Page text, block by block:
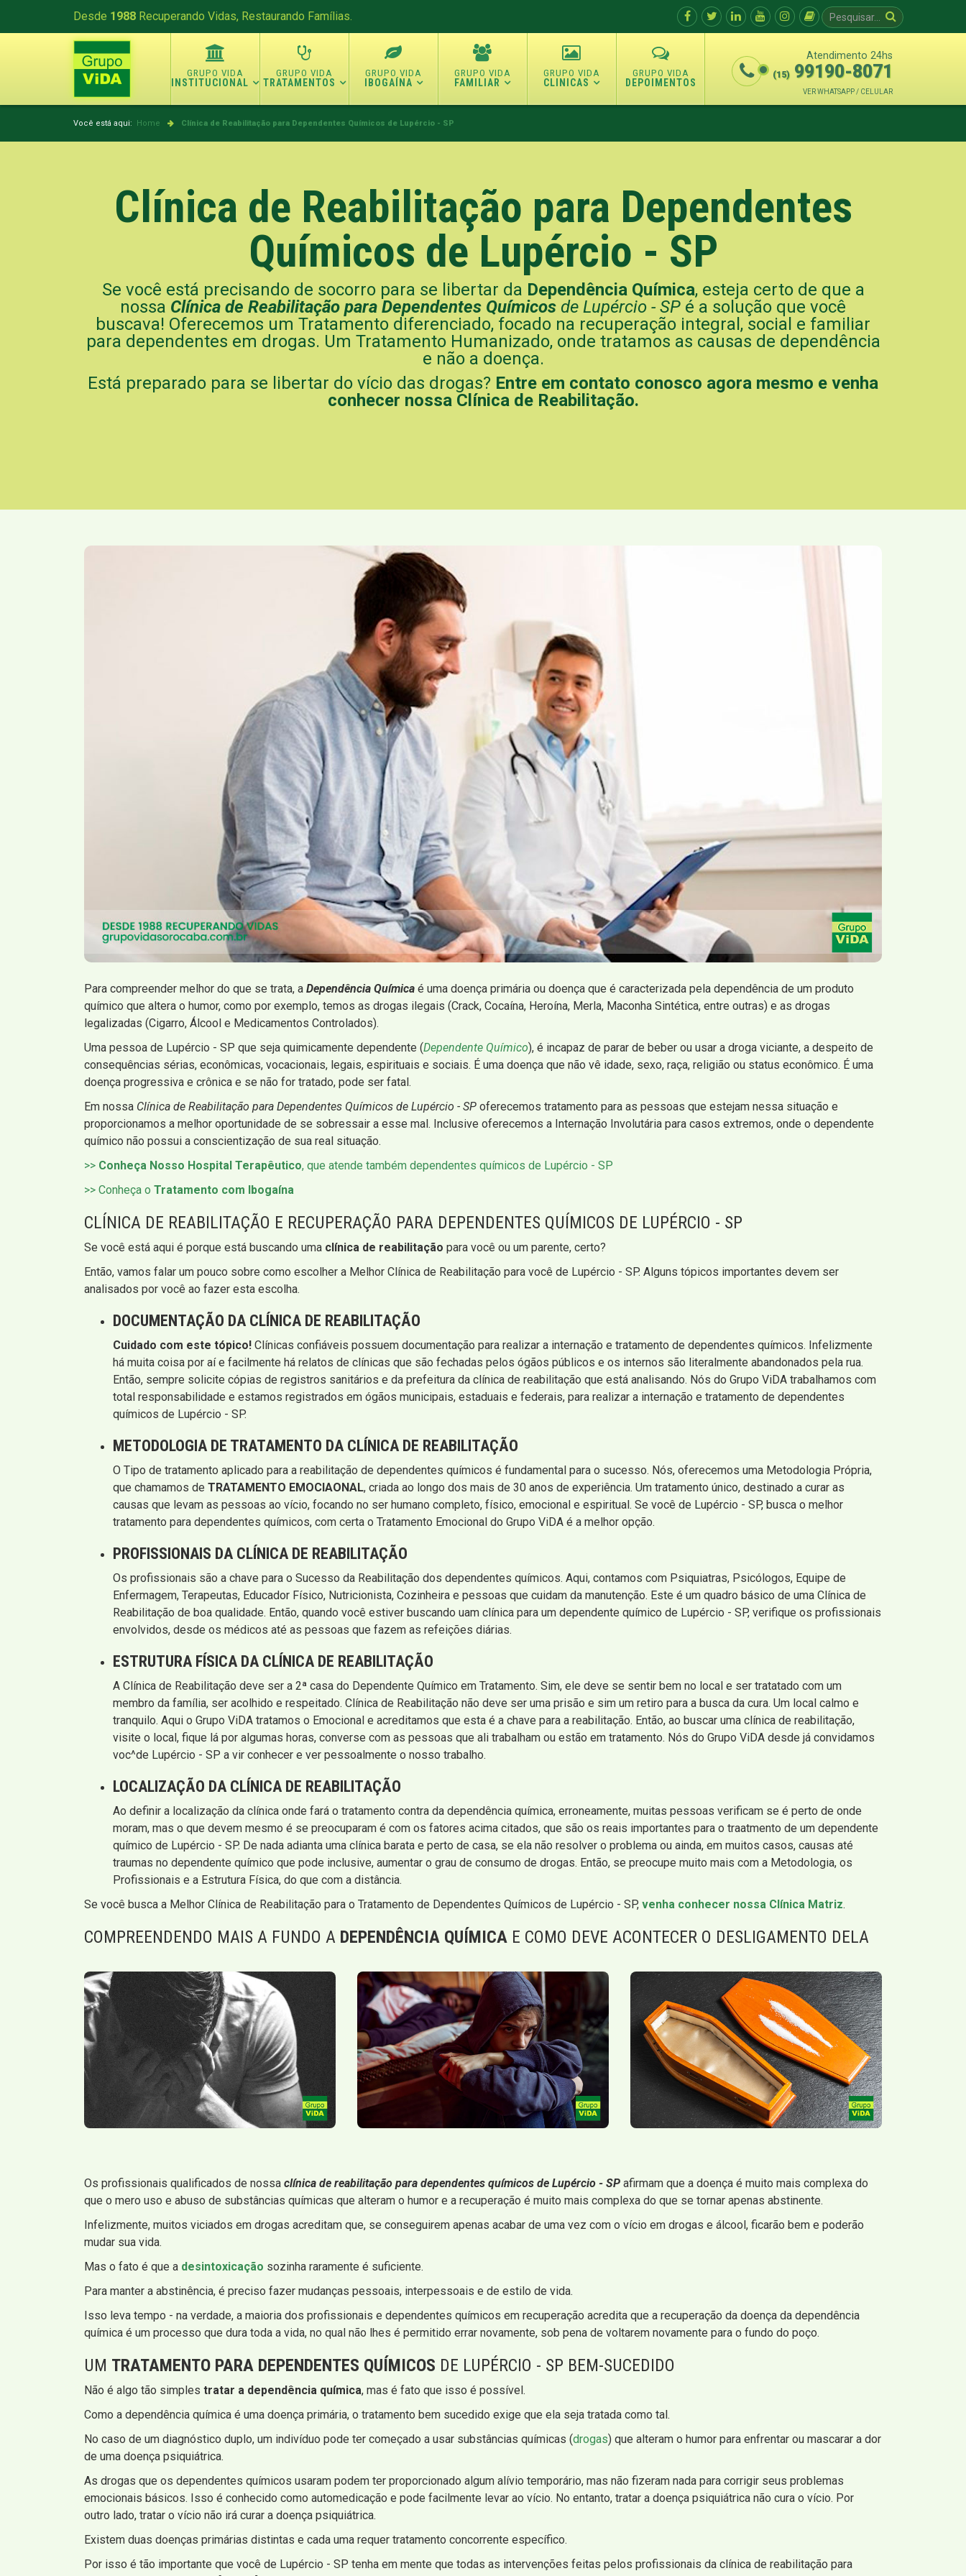
Desde 1988 Recuperando Vidas, Restaurando Famílias.
INSTITUCIONAL TRATAMENTOS IBOGAÍNA FAMILIAR CLINICAS DEPOIMENTOS
Atendimento 24hs
(15) 99190-8071
VER WHATSAPP / CELULAR
Você está aqui: Home Clínica de Reabilitação para Dependentes Químicos de Lupércio - SP
Clínica de Reabilitação para Dependentes
Químicos de Lupércio - SP
Se você está precisando de socorro para se libertar da Dependência Química, esteja certo de que a
nossa Clínica de Reabilitação para Dependentes Químicos de Lupércio - SP é a solução que você
buscava! Oferecemos um Tratamento diferenciado, focado na recuperação integral, social e familiar
para dependentes em drogas. Um Tratamento Humanizado, onde tratamos as causas de dependência
e não a doença.
Está preparado para se libertar do vício das drogas? Entre em contato conosco agora mesmo e venha
conhecer nossa Clínica de Reabilitação.
Para compreender melhor do que se trata, a Dependência Química é uma doença primária ou doença que é caracterizada pela dependência de um produto
químico que altera o humor, como por exemplo, temos as drogas ilegais (Crack, Cocaína, Heroína, Merla, Maconha Sintética, entre outras) e as drogas
legalizadas (Cigarro, Álcool e Medicamentos Controlados).
Uma pessoa de Lupércio - SP que seja quimicamente dependente (Dependente Químico), é incapaz de parar de beber ou usar a droga viciante, a despeito de
consequências sérias, econômicas, vocacionais, legais, espirituais e sociais. É uma doença que não vê idade, sexo, raça, religião ou status econômico. É uma
doença progressiva e crônica e se não for tratado, pode ser fatal.
Em nossa Clínica de Reabilitação para Dependentes Químicos de Lupércio - SP oferecemos tratamento para as pessoas que estejam nessa situação e
proporcionamos a melhor oportunidade de se sobressair a esse mal. Inclusive oferecemos a Internação Involutária para casos extremos, onde o dependente
químico não possui a conscientização de sua real situação.
>> Conheça Nosso Hospital Terapêutico, que atende também dependentes químicos de Lupércio - SP
>> Conheça o Tratamento com Ibogaína
CLÍNICA DE REABILITAÇÃO E RECUPERAÇÃO PARA DEPENDENTES QUÍMICOS DE LUPÉRCIO - SP
Se você está aqui é porque está buscando uma clínica de reabilitação para você ou um parente, certo?
Então, vamos falar um pouco sobre como escolher a Melhor Clínica de Reabilitação para você de Lupércio - SP. Alguns tópicos importantes devem ser
analisados por você ao fazer esta escolha.
DOCUMENTAÇÃO DA CLÍNICA DE REABILITAÇÃO
Cuidado com este tópico! Clínicas confiáveis possuem documentação para realizar a internação e tratamento de dependentes químicos. Infelizmente
há muita coisa por aí e facilmente há relatos de clínicas que são fechadas pelos ógãos públicos e os internos são literalmente abandonados pela rua.
Então, sempre solicite cópias de registros sanitários e da prefeitura da clínica de reabilitação que está analisando. Nós do Grupo ViDA trabalhamos com
total responsabilidade e estamos registrados em ógãos municipais, estaduais e federais, para realizar a internação e tratamento de dependentes
químicos de Lupércio - SP.
METODOLOGIA DE TRATAMENTO DA CLÍNICA DE REABILITAÇÃO
O Tipo de tratamento aplicado para a reabilitação de dependentes químicos é fundamental para o sucesso. Nós, oferecemos uma Metodologia Própria,
que chamamos de TRATAMENTO EMOCIAONAL, criada ao longo dos mais de 30 anos de experiência. Um tratamento único, destinado a curar as
causas que levam as pessoas ao vício, focando no ser humano completo, físico, emocional e espiritual. Se você de Lupércio - SP, busca o melhor
tratamento para dependentes químicos, com certa o Tratamento Emocional do Grupo ViDA é a melhor opção.
PROFISSIONAIS DA CLÍNICA DE REABILITAÇÃO
Os profissionais são a chave para o Sucesso da Reabilitação dos dependentes químicos. Aqui, contamos com Psiquiatras, Psicólogos, Equipe de
Enfermagem, Terapeutas, Educador Físico, Nutricionista, Cozinheira e pessoas que cuidam da manutenção. Este é um quadro básico de uma Clínica de
Reabilitação de boa qualidade. Então, quando você estiver buscando uam clínica para um dependente químico de Lupércio - SP, verifique os profissionais
envolvidos, desde os médicos até as pessoas que fazem as refeições diárias.
ESTRUTURA FÍSICA DA CLÍNICA DE REABILITAÇÃO
A Clínica de Reabilitação deve ser a 2ª casa do Dependente Químico em Tratamento. Sim, ele deve se sentir bem no local e ser tratatado com um
membro da família, ser acolhido e respeitado. Clínica de Reabilitação não deve ser uma prisão e sim um retiro para a busca da cura. Um local calmo e
tranquilo. Aqui o Grupo ViDA tratamos o Emocional e acreditamos que esta é a chave para a reabilitação. Então, ao buscar uma clínica de reabilitação,
visite o local, fique lá por algumas horas, converse com as pessoas que ali trabalham ou estão em tratamento. Nós do Grupo ViDA desde já convidamos
voc^de Lupércio - SP a vir conhecer e ver pessoalmente o nosso trabalho.
LOCALIZAÇÃO DA CLÍNICA DE REABILITAÇÃO
Ao definir a localização da clínica onde fará o tratamento contra da dependência química, erroneamente, muitas pessoas verificam se é perto de onde
moram, mas o que devem mesmo é se preocuparam é com os fatores acima citados, que são os reais importantes para o traatmento de um dependente
químico de Lupércio - SP. De nada adianta uma clínica barata e perto de casa, se ela não resolver o problema ou ainda, em muitos casos, causas até
traumas no dependente químico que pode inclusive, aumentar o grau de consumo de drogas. Então, se preocupe muito mais com a Metodologia, os
Profissionais e a Estrutura Física, do que com a distância.
Se você busca a Melhor Clínica de Reabilitação para o Tratamento de Dependentes Químicos de Lupércio - SP, venha conhecer nossa Clínica Matriz.
COMPREENDENDO MAIS A FUNDO A DEPENDÊNCIA QUÍMICA E COMO DEVE ACONTECER O DESLIGAMENTO DELA
Os profissionais qualificados de nossa clínica de reabilitação para dependentes químicos de Lupércio - SP afirmam que a doença é muito mais complexa do
que o mero uso e abuso de substâncias químicas que alteram o humor e a recuperação é muito mais complexa do que se tornar apenas abstinente.
Infelizmente, muitos viciados em drogas acreditam que, se conseguirem apenas acabar de uma vez com o vício em drogas e álcool, ficarão bem e poderão
mudar sua vida.
Mas o fato é que a desintoxicação sozinha raramente é suficiente.
Para manter a abstinência, é preciso fazer mudanças pessoais, interpessoais e de estilo de vida.
Isso leva tempo - na verdade, a maioria dos profissionais e dependentes químicos em recuperação acredita que a recuperação da doença da dependência
química é um processo que dura toda a vida, no qual não lhes é permitido errar novamente, sob pena de voltarem novamente para o fundo do poço.
UM TRATAMENTO PARA DEPENDENTES QUÍMICOS DE LUPÉRCIO - SP BEM-SUCEDIDO
Não é algo tão simples tratar a dependência química, mas é fato que isso é possível.
Como a dependência química é uma doença primária, o tratamento bem sucedido exige que ela seja tratada como tal.
No caso de um diagnóstico duplo, um indivíduo pode ter começado a usar substâncias químicas (drogas) que alteram o humor para enfrentar ou mascarar a dor
de uma doença psiquiátrica.
As drogas que os dependentes químicos usaram podem ter proporcionado algum alívio temporário, mas não fizeram nada para corrigir seus problemas
emocionais básicos. Isso é conhecido como automedicação e pode facilmente levar ao vício. No entanto, tratar a doença psiquiátrica não cura o vício. Por
outro lado, tratar o vício não irá curar a doença psiquiátrica.
Existem duas doenças primárias distintas e cada uma requer tratamento concorrente específico.
Por isso é tão importante que você de Lupércio - SP tenha em mente que todas as intervenções feitas pelos profissionais da clínica de reabilitação para